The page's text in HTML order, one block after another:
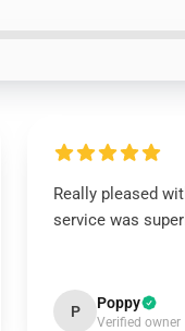
Really pleased
service was
P Poppy
Verified owner